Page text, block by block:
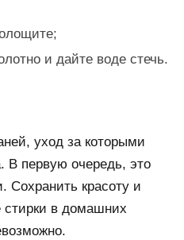
и дайте воде стечь.
уход за которыми
В первую очередь, это
Сохранить красоту и
в домашних